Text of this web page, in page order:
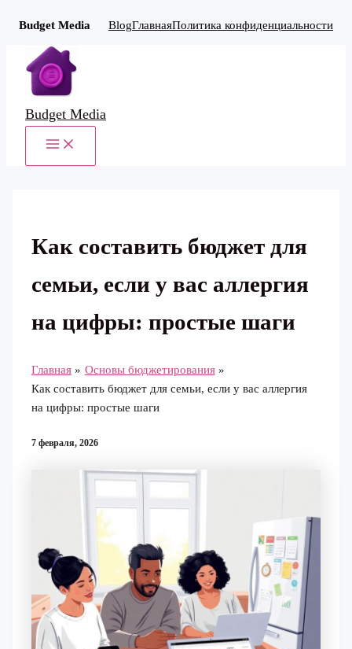
Budget Media BlogГлавнаяПолитика конфиденциальности
Перейти
содержимому
Budget Media
MAIN
Как составить бюджет для
семьи, если у вас аллергия
на цифры: простые шаги
Главная
Основы бюджетирования
Как составить бюджет для семьи, если у вас аллергия
на цифры: простые шаги
7 февраля, 2026